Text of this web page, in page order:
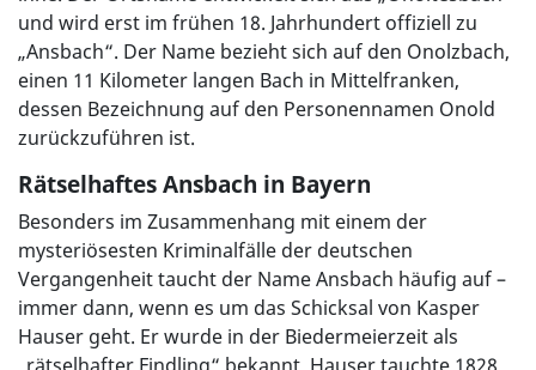
und wird erst im frühen 18. Jahrhundert offiziell zu
„Ansbach“. Der Name bezieht sich auf den Onolzbach,
einen 11 Kilometer langen Bach in Mittelfranken,
dessen Bezeichnung auf den Personennamen Onold
zurückzuführen ist.
Rätselhaftes Ansbach in Bayern
Besonders im Zusammenhang mit einem der
mysteriösesten Kriminalfälle der deutschen
Vergangenheit taucht der Name Ansbach häufig auf –
immer dann, wenn es um das Schicksal von Kasper
Hauser geht. Er wurde in der Biedermeierzeit als